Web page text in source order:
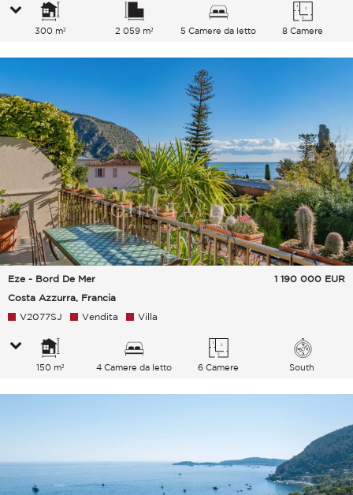
300 m² 2 059 m² 5 Camere da letto 8 Camere
Eze - Bord De Mer
Costa Azzurra, Francia
1 190 000 EUR
V2077SJ Vendita Villa
150 m² 4 Camere da letto 6 Camere South